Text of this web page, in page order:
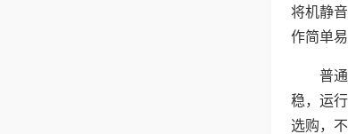
将机静
作简单
普
稳，运
选购，